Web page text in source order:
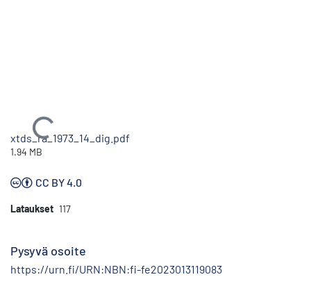
Ladataan...
xtds_ra_1973_14_dig.pdf
1.94 MB
CC BY 4.0
Lataukset 117
Pysyvä osoite
https://urn.fi/URN:NBN:fi-fe2023013119083